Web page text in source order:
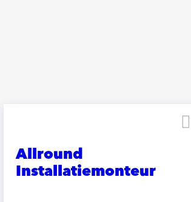
Allround
Installatiemonteur